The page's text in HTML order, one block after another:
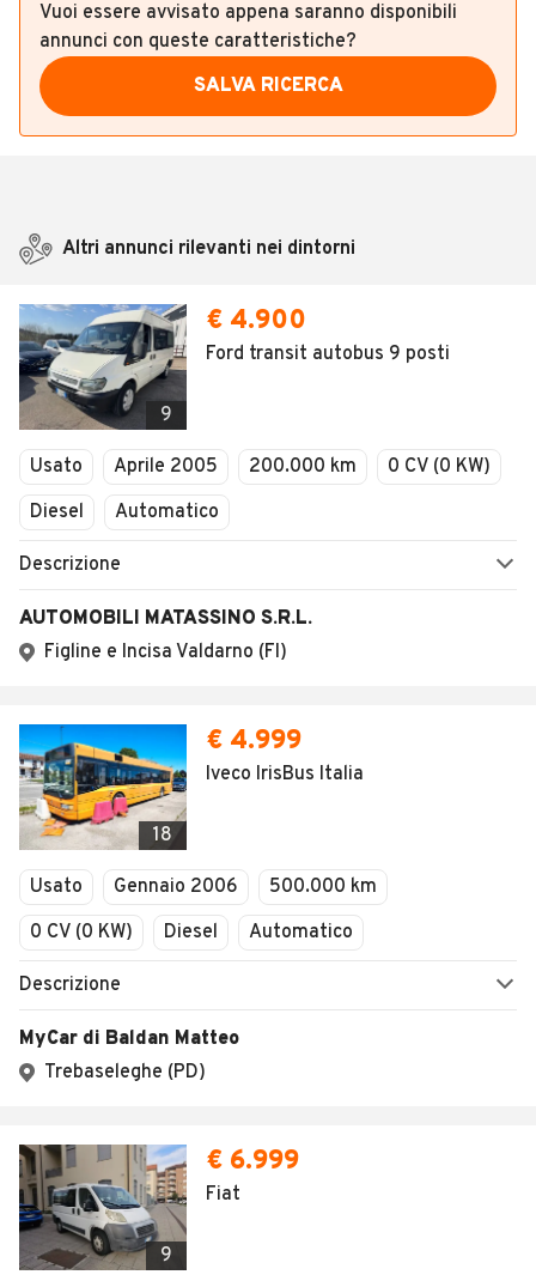
Vuoi essere avvisato appena saranno disponibili
annunci con queste caratteristiche?
SALVA RICERCA
Altri annunci rilevanti nei dintorni
9
€ 4.900
Ford transit autobus 9 posti
Usato Aprile 2005 200.000 km
0 CV (0 KW)
Diesel
Automatico
Descrizione
AUTOMOBILI MATASSINO S.R.L.
Figline e Incisa Valdarno (FI)
18
€ 4.999
Iveco IrisBus Italia
Usato Gennaio 2006
500.000 km
0 CV (0 KW)
Diesel Automatico
Descrizione
MyCar di Baldan Matteo
Trebaseleghe (PD)
9
€ 6.999
Fiat